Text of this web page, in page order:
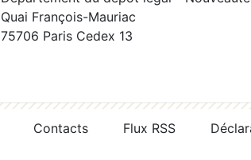
Quai François-Mauriac
75706 Paris Cedex 13
Contacts Flux RSS